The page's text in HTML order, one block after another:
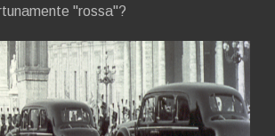
"rossa"?